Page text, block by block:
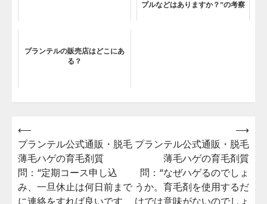
プルなどはありますか？”の考察
プランテルの販売店はどこにあ
る？
投
稿
ナ
ビ
⟵
プランテル公式通販・脱毛
薄毛ハゲの育毛剤質
問：“定期コース申し込
み、一旦休止は何日前まで
に連絡をすれば良いです
プランテル公式通販・脱毛
薄毛ハゲの育毛剤質
問：“なぜハゲるのでしょ
うか。育毛剤を使用するだ
けでは意味がないのでしょ
⟶